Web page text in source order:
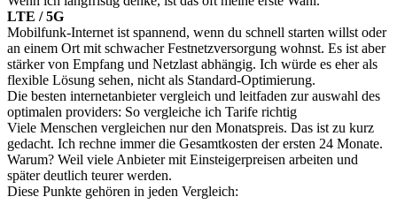
LTE / 5G
Mobilfunk-Internet ist spannend, wenn du schnell starten willst oder
an einem Ort mit schwacher Festnetzversorgung wohnst. Es ist aber
stärker von Empfang und Netzlast abhängig. Ich würde es eher als
flexible Lösung sehen, nicht als Standard-Optimierung.
Die besten internetanbieter vergleich und leitfaden zur auswahl des
optimalen providers: So vergleiche ich Tarife richtig
Viele Menschen vergleichen nur den Monatspreis. Das ist zu kurz
gedacht. Ich rechne immer die Gesamtkosten der ersten 24 Monate.
Warum? Weil viele Anbieter mit Einsteigerpreisen arbeiten und
später deutlich teurer werden.
Diese Punkte gehören in jeden Vergleich: